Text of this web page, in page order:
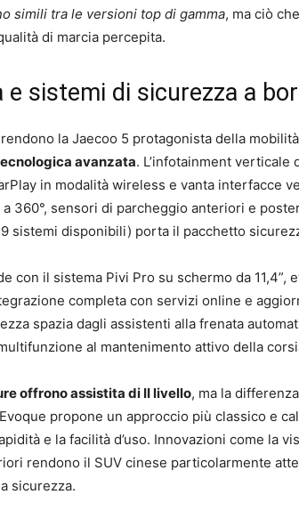
simili tra le versioni top di gamma, ma ciò
di marcia percepita.
e sistemi di sicurezza a
la Jaecoo 5 protagonista della
avanzata. L’infotainment verticale
in modalità wireless e vanta interfacce
360°, sensori di parcheggio anteriori e
sistemi disponibili) porta il pacchetto
con il sistema Pivi Pro su schermo da 11,4”,
completa con servizi online e
spazia dagli assistenti alla frenata
al mantenimento attivo della
offrono assistita di II livello, ma la
propone un approccio più classico e
e la facilità d’uso. Innovazioni come la
rendono il SUV cinese particolarmente
sicurezza.